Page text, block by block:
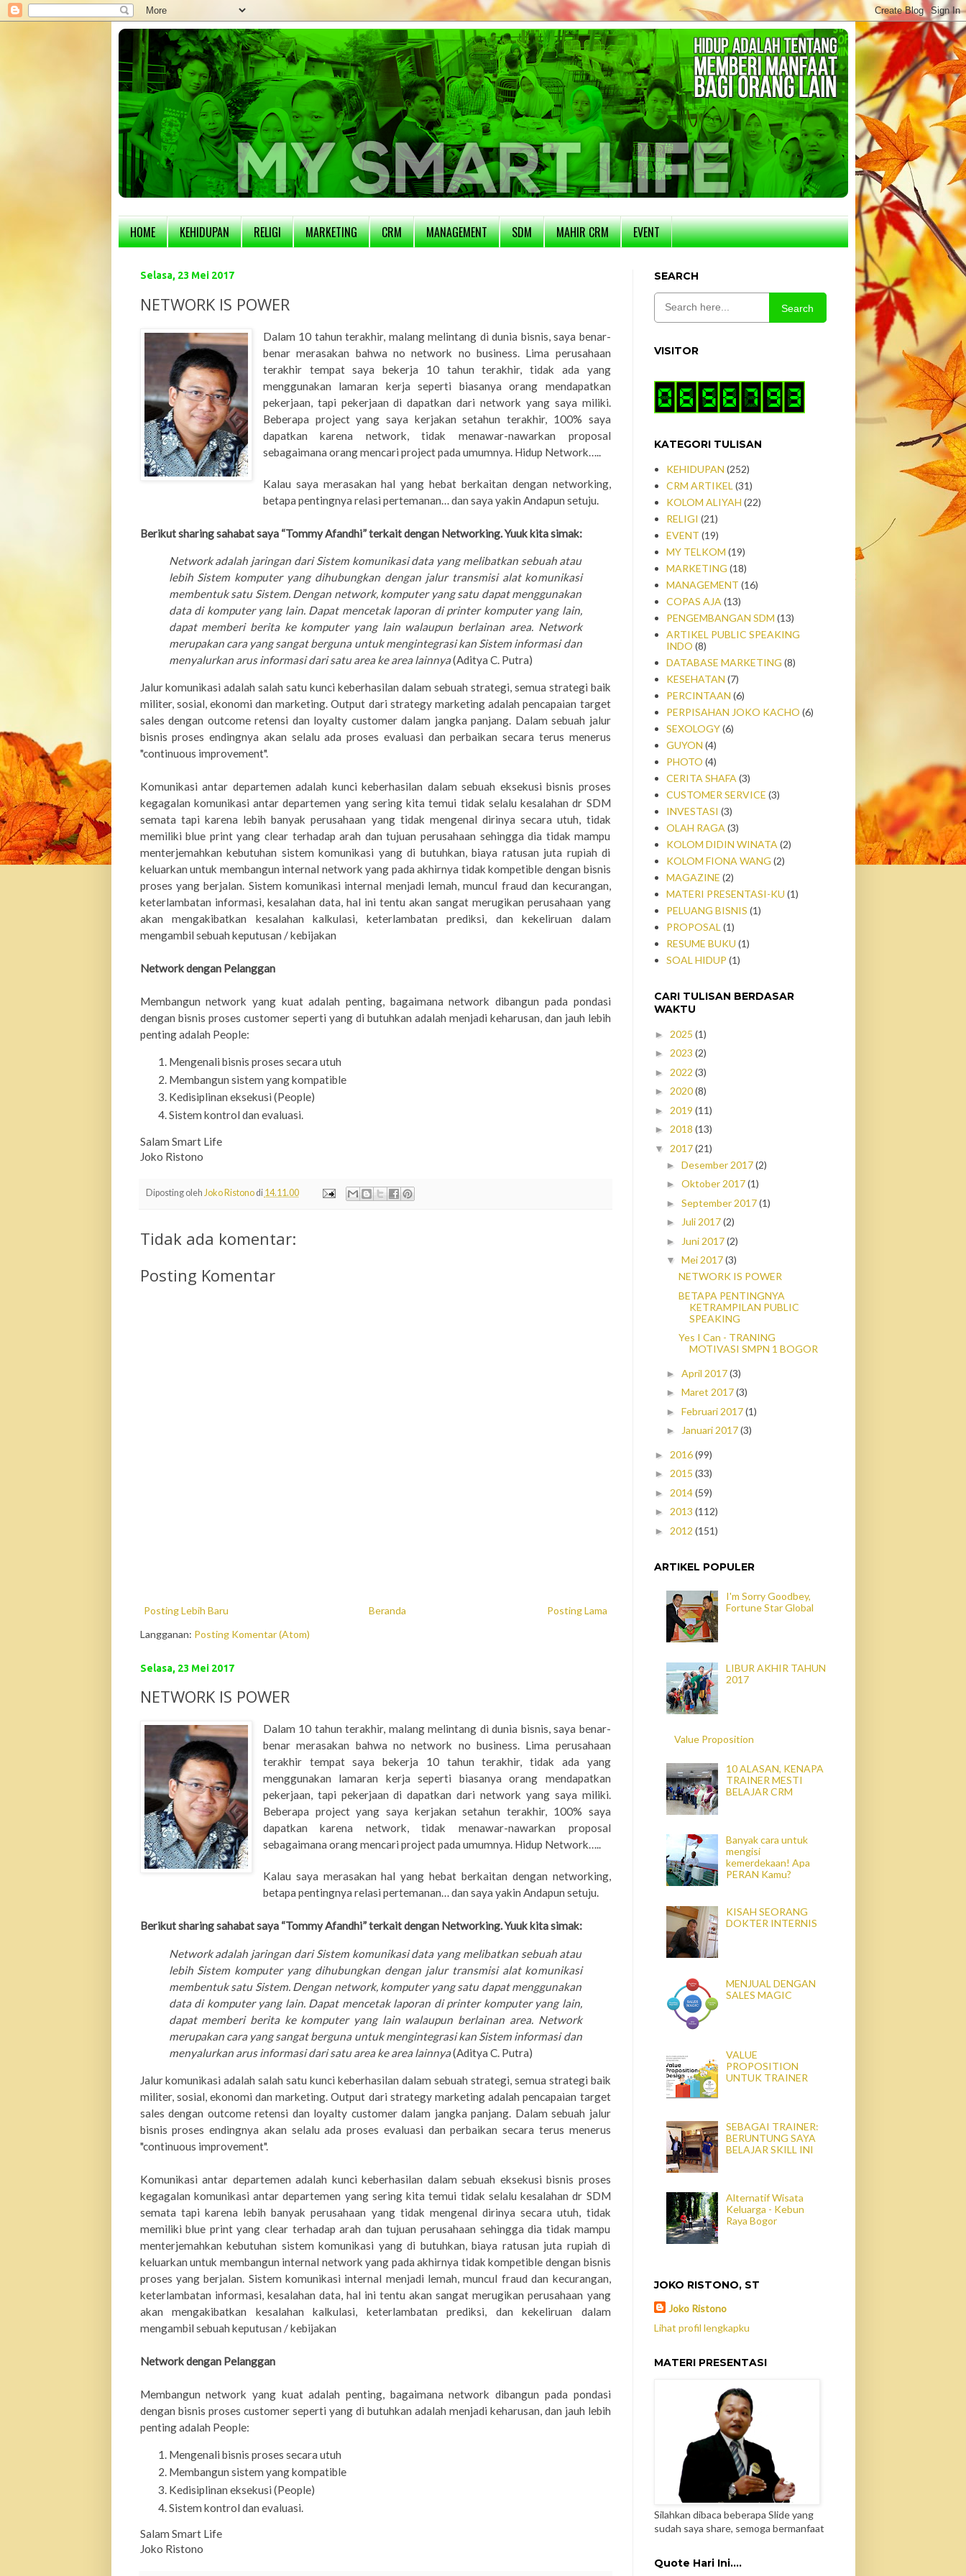
HOME KEHIDUPAN RELIGI MARKETING CRM MANAGEMENT SDM MAHIR CRM EVENT
Selasa, 23 Mei 2017
NETWORK IS POWER
Dalam 10 tahun terakhir, malang melintang di dunia bisnis, saya benar-
benar merasakan bahwa no network no business. Lima perusahaan
terakhir tempat saya bekerja 10 tahun terakhir, tidak ada yang
menggunakan lamaran kerja seperti biasanya orang mendapatkan
pekerjaan, tapi pekerjaan di dapatkan dari network yang saya miliki.
Beberapa project yang saya kerjakan setahun terakhir, 100% saya
dapatkan karena network, tidak menawar-nawarkan proposal
sebagaimana orang mencari project pada umumnya. Hidup Network…..
Kalau saya merasakan hal yang hebat berkaitan dengan networking,
betapa pentingnya relasi pertemanan… dan saya yakin Andapun setuju.
Berikut sharing sahabat saya “Tommy Afandhi” terkait dengan Networking. Yuuk kita simak:
Network adalah jaringan dari Sistem komunikasi data yang melibatkan sebuah atau
lebih Sistem komputer yang dihubungkan dengan jalur transmisi alat komunikasi
membentuk satu Sistem. Dengan network, komputer yang satu dapat menggunakan
data di komputer yang lain. Dapat mencetak laporan di printer komputer yang lain,
dapat memberi berita ke komputer yang lain walaupun berlainan area. Network
merupakan cara yang sangat berguna untuk mengintegrasi kan Sistem informasi dan
menyalurkan arus informasi dari satu area ke area lainnya(Aditya C. Putra)
Jalur komunikasi adalah salah satu kunci keberhasilan dalam sebuah strategi, semua strategi baik
militer, sosial, ekonomi dan marketing. Output dari strategy marketing adalah pencapaian target
sales dengan outcome retensi dan loyalty customer dalam jangka panjang. Dalam sebuah jalur
bisnis proses endingnya akan selalu ada proses evaluasi dan perbaikan secara terus menerus
"continuous improvement".
Komunikasi antar departemen adalah kunci keberhasilan dalam sebuah eksekusi bisnis proses
kegagalan komunikasi antar departemen yang sering kita temui tidak selalu kesalahan dr SDM
semata tapi karena lebih banyak perusahaan yang tidak mengenal dirinya secara utuh, tidak
memiliki blue print yang clear terhadap arah dan tujuan perusahaan sehingga dia tidak mampu
menterjemahkan kebutuhan sistem komunikasi yang di butuhkan, biaya ratusan juta rupiah di
keluarkan untuk membangun internal network yang pada akhirnya tidak kompetible dengan bisnis
proses yang berjalan. Sistem komunikasi internal menjadi lemah, muncul fraud dan kecurangan,
keterlambatan informasi, kesalahan data, hal ini tentu akan sangat merugikan perusahaan yang
akan mengakibatkan kesalahan kalkulasi, keterlambatan prediksi, dan kekeliruan dalam
mengambil sebuah keputusan / kebijakan
Network dengan Pelanggan
Membangun network yang kuat adalah penting, bagaimana network dibangun pada pondasi
dengan bisnis proses customerseperti yang di butuhkan adalah menjadi keharusan, dan jauh lebih
penting adalah People:
Mengenali bisnis proses secara utuh
Membangun sistem yang kompatible
Kedisiplinan eksekusi (People)
Sistem kontrol dan evaluasi.
Salam Smart Life
Joko Ristono
Diposting oleh Joko Ristono di 14.11.00
Tidak ada komentar:
Posting Komentar
Posting Lebih Baru Posting Lama
Beranda
Langganan: Posting Komentar (Atom)
Selasa, 23 Mei 2017
NETWORK IS POWER
Dalam 10 tahun terakhir, malang melintang di dunia bisnis, saya benar-
benar merasakan bahwa no network no business. Lima perusahaan
terakhir tempat saya bekerja 10 tahun terakhir, tidak ada yang
menggunakan lamaran kerja seperti biasanya orang mendapatkan
pekerjaan, tapi pekerjaan di dapatkan dari network yang saya miliki.
Beberapa project yang saya kerjakan setahun terakhir, 100% saya
dapatkan karena network, tidak menawar-nawarkan proposal
sebagaimana orang mencari project pada umumnya. Hidup Network…..
Kalau saya merasakan hal yang hebat berkaitan dengan networking,
betapa pentingnya relasi pertemanan… dan saya yakin Andapun setuju.
Berikut sharing sahabat saya “Tommy Afandhi” terkait dengan Networking. Yuuk kita simak:
Network adalah jaringan dari Sistem komunikasi data yang melibatkan sebuah atau
lebih Sistem komputer yang dihubungkan dengan jalur transmisi alat komunikasi
membentuk satu Sistem. Dengan network, komputer yang satu dapat menggunakan
data di komputer yang lain. Dapat mencetak laporan di printer komputer yang lain,
dapat memberi berita ke komputer yang lain walaupun berlainan area. Network
merupakan cara yang sangat berguna untuk mengintegrasi kan Sistem informasi dan
menyalurkan arus informasi dari satu area ke area lainnya(Aditya C. Putra)
Jalur komunikasi adalah salah satu kunci keberhasilan dalam sebuah strategi, semua strategi baik
militer, sosial, ekonomi dan marketing. Output dari strategy marketing adalah pencapaian target
sales dengan outcome retensi dan loyalty customer dalam jangka panjang. Dalam sebuah jalur
bisnis proses endingnya akan selalu ada proses evaluasi dan perbaikan secara terus menerus
"continuous improvement".
Komunikasi antar departemen adalah kunci keberhasilan dalam sebuah eksekusi bisnis proses
kegagalan komunikasi antar departemen yang sering kita temui tidak selalu kesalahan dr SDM
semata tapi karena lebih banyak perusahaan yang tidak mengenal dirinya secara utuh, tidak
memiliki blue print yang clear terhadap arah dan tujuan perusahaan sehingga dia tidak mampu
menterjemahkan kebutuhan sistem komunikasi yang di butuhkan, biaya ratusan juta rupiah di
keluarkan untuk membangun internal network yang pada akhirnya tidak kompetible dengan bisnis
proses yang berjalan. Sistem komunikasi internal menjadi lemah, muncul fraud dan kecurangan,
keterlambatan informasi, kesalahan data, hal ini tentu akan sangat merugikan perusahaan yang
akan mengakibatkan kesalahan kalkulasi, keterlambatan prediksi, dan kekeliruan dalam
mengambil sebuah keputusan / kebijakan
Network dengan Pelanggan
Membangun network yang kuat adalah penting, bagaimana network dibangun pada pondasi
dengan bisnis proses customerseperti yang di butuhkan adalah menjadi keharusan, dan jauh lebih
penting adalah People:
Mengenali bisnis proses secara utuh
Membangun sistem yang kompatible
Kedisiplinan eksekusi (People)
Sistem kontrol dan evaluasi.
Salam Smart Life
Joko Ristono
SEARCH
Search
VISITOR
KATEGORI TULISAN
KEHIDUPAN (252)
CRM ARTIKEL (31)
KOLOM ALIYAH (22)
RELIGI (21)
EVENT (19)
MY TELKOM (19)
MARKETING (18)
MANAGEMENT (16)
COPAS AJA (13)
PENGEMBANGAN SDM (13)
ARTIKEL PUBLIC SPEAKING
INDO (8)
DATABASE MARKETING (8)
KESEHATAN (7)
PERCINTAAN (6)
PERPISAHAN JOKO KACHO (6)
SEXOLOGY(6)
GUYON (4)
PHOTO (4)
CERITA SHAFA (3)
CUSTOMER SERVICE (3)
INVESTASI (3)
OLAH RAGA (3)
KOLOM DIDIN WINATA (2)
KOLOM FIONA WANG (2)
MAGAZINE (2)
MATERI PRESENTASI-KU (1)
PELUANG BISNIS (1)
PROPOSAL (1)
RESUME BUKU (1)
SOAL HIDUP (1)
CARI TULISAN BERDASAR
WAKTU
► 2025 (1)
► 2023 (2)
► 2022 (3)
► 2020(8)
► 2019 (11)
► 2018 (13)
▼ 2017(21)
►Desember 2017(2)
►Oktober 2017(1)
►September 2017(1)
► Juli 2017(2)
► Juni 2017(2)
▼Mei 2017(3)
NETWORK IS POWER
BETAPA PENTINGNYA
KETRAMPILAN PUBLIC
SPEAKING
Yes I Can - TRANING
MOTIVASI SMPN 1 BOGOR
►April 2017(3)
►Maret 2017(3)
►Februari 2017(1)
► Januari 2017(3)
► 2016(99)
► 2015 (33)
► 2014(59)
► 2013 (112)
► 2012 (151)
ARTIKEL POPULER
I'm Sorry Goodbey,
Fortune Star Global
LIBUR AKHIR TAHUN
2017
Value Proposition
10 ALASAN, KENAPA
TRAINER MESTI
BELAJAR CRM
Banyak cara untuk
mengisi
kemerdekaan! Apa
PERAN Kamu?
KISAH SEORANG
DOKTER INTERNIS
MENJUAL DENGAN
SALES MAGIC
VALUE
PROPOSITION
UNTUK TRAINER
SEBAGAI TRAINER:
BERUNTUNG SAYA
BELAJAR SKILL INI
Alternatif Wisata
Keluarga - Kebun
Raya Bogor
JOKO RISTONO, ST
Joko Ristono
Lihat profil lengkapku
MATERI PRESENTASI
Silahkan dibaca beberapa Slide yang
sudah saya share, semoga bermanfaat
Quote Hari Ini....